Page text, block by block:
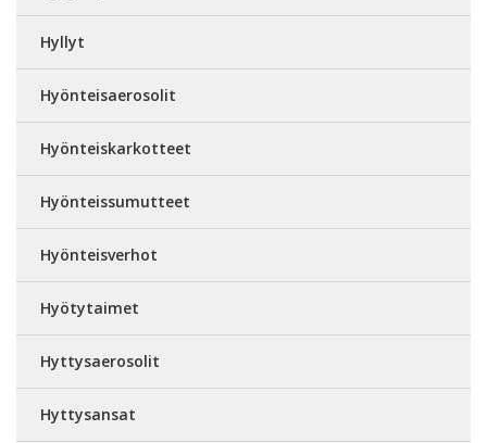
Hyllyt
Hyönteisaerosolit
Hyönteiskarkotteet
Hyönteissumutteet
Hyönteisverhot
Hyötytaimet
Hyttysaerosolit
Hyttysansat